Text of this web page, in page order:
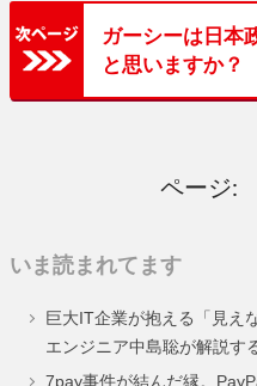
ガーシーは日本
と思いますか？
ページ:
いま読まれてます
巨大IT企業が抱える「見え
エンジニア中島聡が解説す
7pay事件が結んだ縁。